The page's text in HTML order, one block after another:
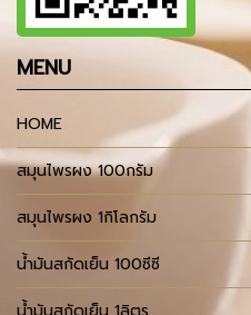
MENU
HOME
สมุนไพรผง 100กรัม
สมุนไพรผง 1กิโลกรัม
น้ำมันสกัดเย็น 100ซีซี